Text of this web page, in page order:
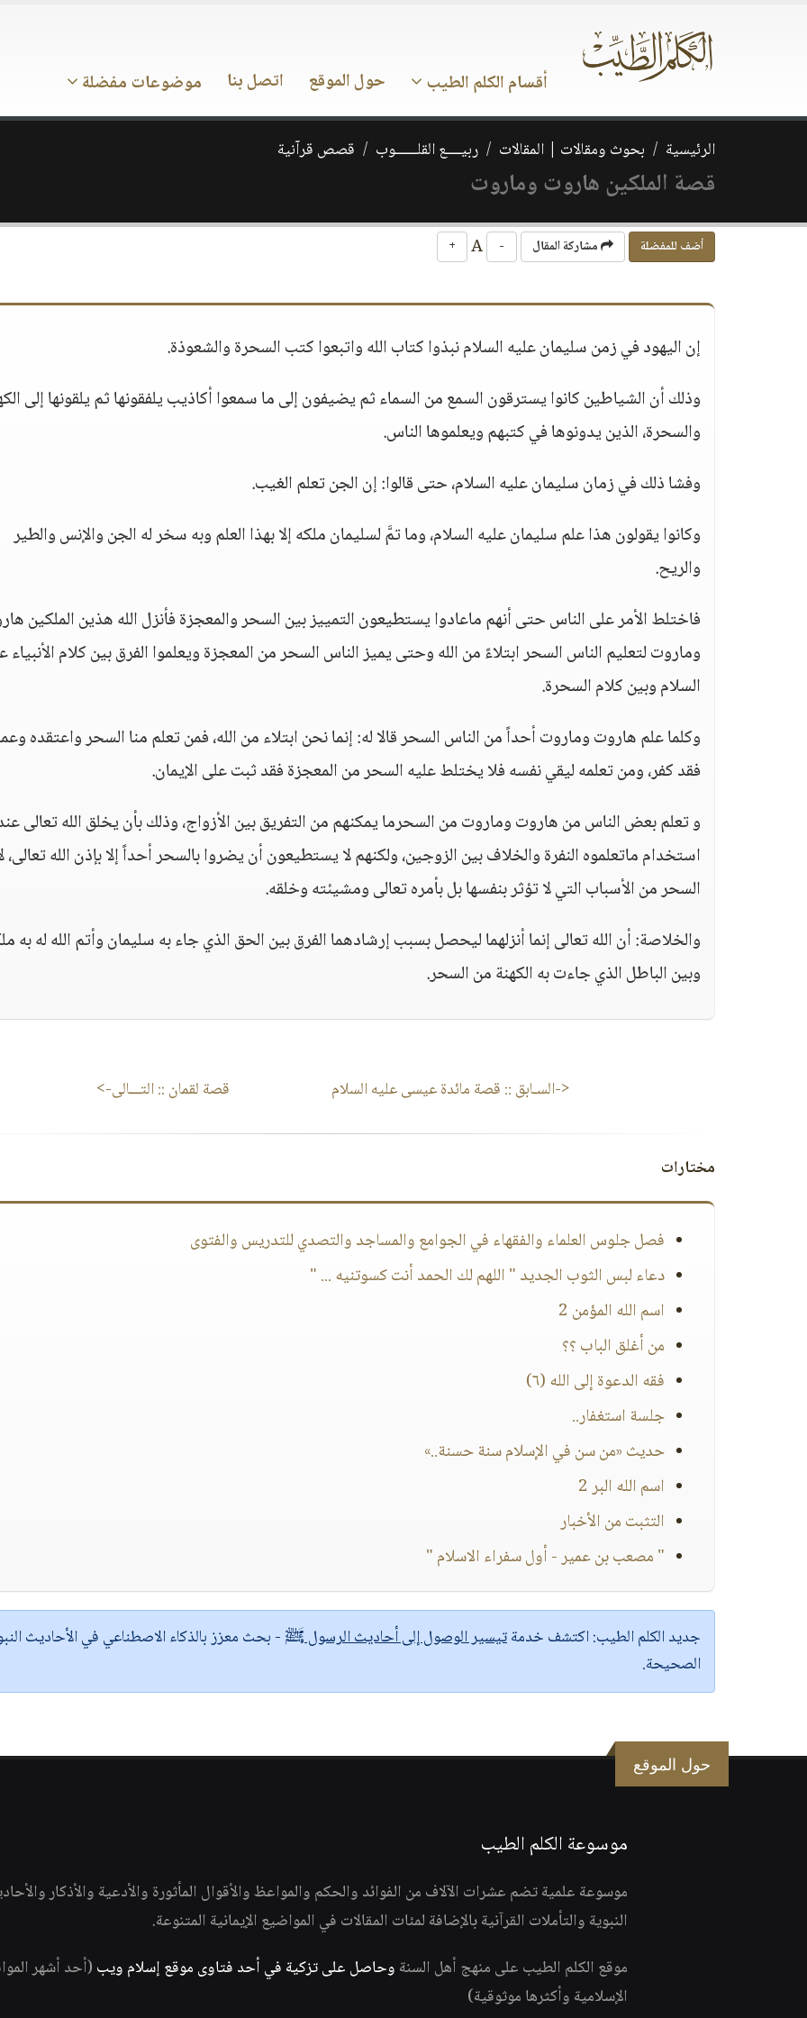
أقسام الكلم الطيب حول الموقع اتصل بنا موضوعات مفضلة
الرئيسية بحوث ومقالات | المقالات ربيــــع القلــــــوب قصص قرآنية
قصة الملكين هاروت وماروت
أضف للمفضلة مشاركة المقال -
+
إن اليهود في زمن سليمان عليه السلام نبذوا كتاب الله واتبعوا كتب السحرة والشعوذة.
وذلك أن الشياطين كانوا يسترقون السمع من السماء ثم يضيفون إلى ما سمعوا أكاذيب يلفقونها ثم يلقونها إلى
والسحرة، الذين يدونوها في كتبهم ويعلموها الناس.
وفشا ذلك في زمان سليمان عليه السلام، حتى قالوا: إن الجن تعلم الغيب.
وكانوا يقولون هذا علم سليمان عليه السلام، وما تمَّ لسليمان ملكه إلا بهذا العلم وبه سخر له الجن والإنس والطير
والريح.
فاختلط الأمر على الناس حتى أنهم ماعادوا يستطيعون التمييز بين السحر والمعجزة فأنزل الله هذين الملكين
وماروت لتعليم الناس السحر ابتلاءً من الله وحتى يميز الناس السحر من المعجزة ويعلموا الفرق بين كلام الأنبياء
السلام وبين كلام السحرة.
وكلما علم هاروت وماروت أحداً من الناس السحر قالا له: إنما نحن ابتلاء من الله، فمن تعلم منا السحر واعتقده
فقد كفر، ومن تعلمه ليقي نفسه فلا يختلط عليه السحر من المعجزة فقد ثبت على الإيمان.
و تعلم بعض الناس من هاروت وماروت من السحرما يمكنهم من التفريق بين الأزواج، وذلك بأن يخلق الله تعالى
استخدام ماتعلموه النفرة والخلاف بين الزوجين، ولكنهم لا يستطيعون أن يضروا بالسحر أحداً إلا بإذن الله تعالى،
السحر من الأسباب التي لا تؤثر بنفسها بل بأمره تعالى ومشيئته وخلقه.
والخلاصة: أن الله تعالى إنما أنزلهما ليحصل بسبب إرشادهما الفرق بين الحق الذي جاء به سليمان وأتم الله له به
وبين الباطل الذي جاءت به الكهنة من السحر.
<-السـابق :: قصة مائدة عيسى عليه السلام قصة لقمان :: التـــالى->
مختارات
فصل جلوس العلماء والفقهاء في الجوامع والمساجد والتصدي للتدريس والفتوى
دعاء لبس الثوب الجديد " اللهم لك الحمد أنت كسوتنيه ... "
اسم الله المؤمن 2
من أغلق الباب ؟؟
فقه الدعوة إلى الله (٦)
جلسة استغفار..
حديث «من سن في الإسلام سنة حسنة..»
اسم الله البر 2
التثبت من الأخبار
" مصعب بن عمير - أول سفراء الاسلام "
جديد الكلم الطيب:اكتشف خدمةتيسير الوصول إلى أحاديث الرسول ﷺ - بحث معزز بالذكاء الاصطناعي في الأحاديث
الصحيحة.
حول الموقع
موسوعة الكلم الطيب
موسوعة علمية تضم عشرات الآلاف من الفوائد والحكم والمواعظ والأقوال المأثورة والأدعية والأذكار
النبوية والتأملات القرآنية بالإضافة لمئات المقالات في المواضيع الإيمانية المتنوعة.
موقع الكلم الطيب على منهج أهل السنة وحاصل على تزكية في أحد فتاوى موقع إسلام ويب(أحد أشهر
الإسلامية وأكثرها موثوقية)